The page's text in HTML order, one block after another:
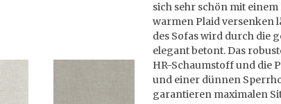
sich sehr schön mit
warmen Plaid versenken
des Sofas wird durch die
elegant betont. Das
HR-Schaumstoff und die
und einer dünnen
garantieren maximalen